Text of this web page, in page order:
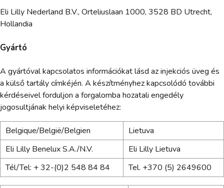
Eli Lilly Nederland B.V., Orteliuslaan 1000, 3528 BD Utrecht,
Hollandia
Gyártó
A gyártóval kapcsolatos információkat lásd az injekciós üveg és
a külső tartály címkéjén. A készítményhez kapcsolódó további
kérdéseivel forduljon a forgalomba hozatali engedély
jogosultjának helyi képviseletéhez:
Belgique/België/Belgien
Lietuva
Eli Lilly Benelux S.A./N.V.
Eli Lilly Lietuva
Tél/Tel: + 32-(0)2 548 84 84
Tel. +370 (5) 2649600